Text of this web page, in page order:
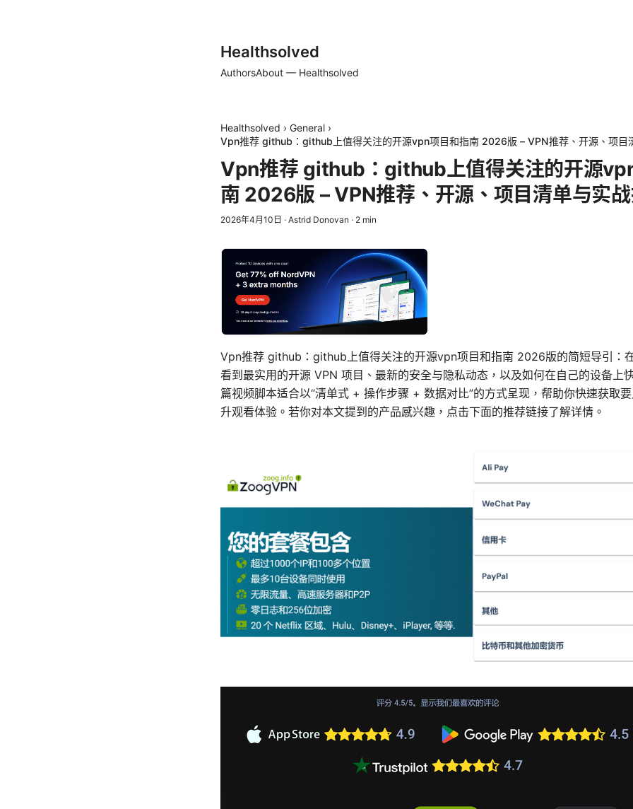
Healthsolved
AuthorsAbout — Healthsolved
Healthsolved › General ›
Vpn推荐 github：github上值得关注的开源vpn项目和指南 2026版 – VPN推荐、开源、项目
Vpn推荐 github：github上值得关注的开源
南 2026版 – VPN推荐、开源、项目清单与实
2026年4月10日 · Astrid Donovan · 2 min
Vpn推荐 github：github上值得关注的开源vpn项目和指南 2026版的简短导引：
看到最实用的开源 VPN 项目、最新的安全与隐私动态，以及如何在自己的设备上
篇视频脚本适合以“清单式 + 操作步骤 + 数据对比”的方式呈现，帮助你快速获取
升观看体验。若你对本文提到的产品感兴趣，点击下面的推荐链接了解详情。